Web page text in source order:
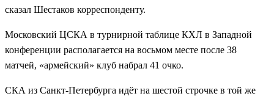
cказал Шестаков корреспонденту.
Московский ЦСКА в турнирной таблице КХЛ в Западной
конференции располагается на восьмом месте после 38
матчей, «армейский» клуб набрал 41 очко.
СКА из Санкт-Петербурга идёт на шестой строчке в той же